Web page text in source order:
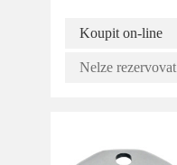
Koupit on-line
Nelze rezervovat